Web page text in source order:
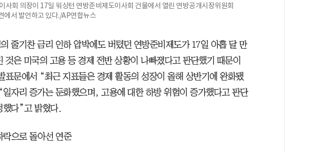
사회 의장이 17일 워싱턴 연방준비제도이사회 건물에서 열린 연방공개시장위원회
에서 발언하고 있다./AP연합뉴스
줄기찬 금리 인하 압박에도 버텼던 연방준비제도가 17일 아홉 달 만
것은 미국의 고용 등 경제 전반 상황이 나빠졌다고 판단했기 때문이
표문에서 “최근 지표들은 경제 활동의 성장이 올해 상반기에 완화됐
자리 증가는 둔화했으며, 고용에 대한 하방 위험이 증가했다고 판단
했다”고 밝혔다.
으로 돌아선 연준